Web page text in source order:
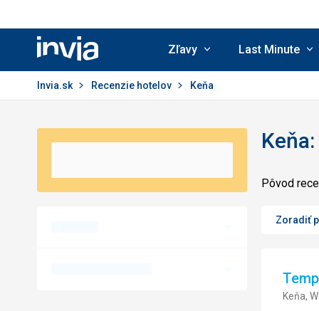
Invia.sk
Zľavy Last Minute
Invia.sk Recenzie hotelov Keňa
Pôvod
Zoradiť
Keňa,